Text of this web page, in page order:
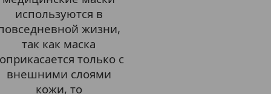
используются в
жизни,
так как маска
только с
внешними слоями
кожи, то